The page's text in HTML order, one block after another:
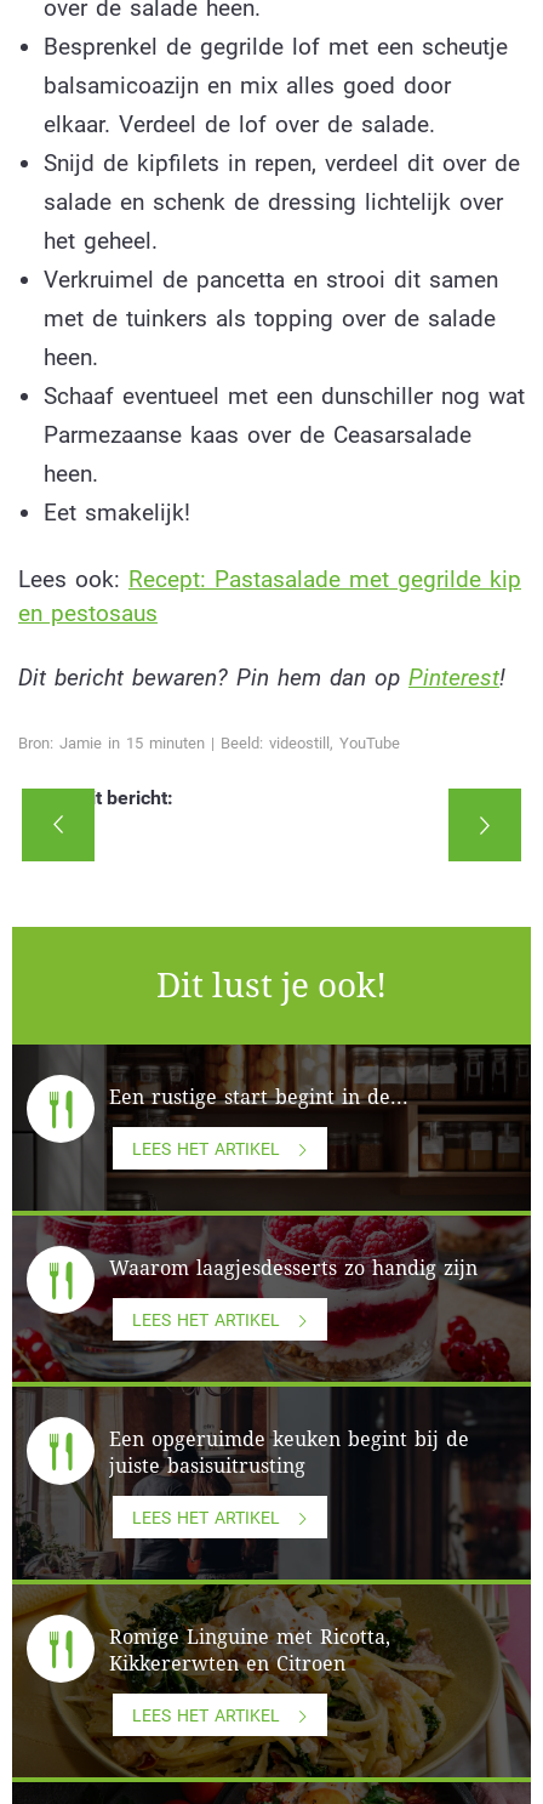
over de salade heen.
Besprenkel de gegrilde lof met een scheutje
balsamicoazijn en mix alles goed door
elkaar. Verdeel de lof over de salade.
Snijd de kipfilets in repen, verdeel dit over de
salade en schenk de dressing lichtelijk over
het geheel.
Verkruimel de pancetta en strooi dit samen
met de tuinkers als topping over de salade
heen.
Schaaf eventueel met een dunschiller nog wat
Parmezaanse kaas over de Ceasarsalade
heen.
Eet smakelijk!
Lees ook: Recept: Pastasalade met gegrilde kip
en pestosaus
Dit bericht bewaren? Pin hem dan op Pinterest!
Bron: Jamie in 15 minuten | Beeld: videostill, YouTube
Deel dit bericht:
Dit lust je ook!
Een rustige start begint in de...
LEES HET ARTIKEL
Waarom laagjesdesserts zo handig zijn
LEES HET ARTIKEL
Een opgeruimde keuken begint bij de
juiste basisuitrusting
LEES HET ARTIKEL
Romige Linguine met Ricotta,
Kikkererwten en Citroen
LEES HET ARTIKEL